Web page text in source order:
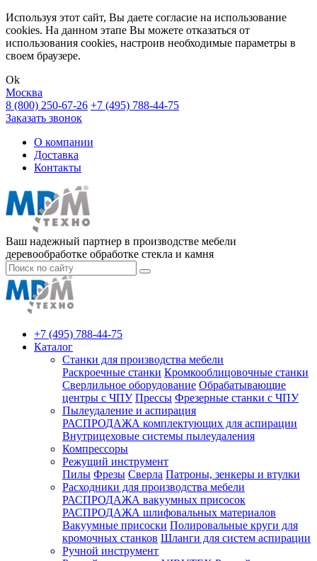
Используя этот сайт, Вы даете согласие на использование
cookies. На данном этапе Вы можете отказаться от
использования cookies, настроив необходимые параметры в
своем браузере.
Ok
Москва
8 (800) 250-67-26 +7 (495) 788-44-75
Заказать звонок
О компании
Доставка
Контакты
Ваш надежный партнер в производстве мебели
деревообработке обработке стекла и камня
+7 (495) 788-44-75
Каталог
Станки для производства мебели
Раскроечные станки Кромкооблицовочные станки
Сверлильное оборудование Обрабатывающие
центры с ЧПУ Прессы Фрезерные станки с ЧПУ
Пылеудаление и аспирация
РАСПРОДАЖА комплектующих для аспирации
Внутрицеховые системы пылеудаления
Компрессоры
Режущий инструмент
Пилы Фрезы Сверла Патроны, зенкеры и втулки
Расходники для производства мебели
РАСПРОДАЖА вакуумных присосок
РАСПРОДАЖА шлифовальных материалов
Вакуумные присоски Полировальные круги для
кромочных станков Шланги для систем аспирации
Ручной инструмент